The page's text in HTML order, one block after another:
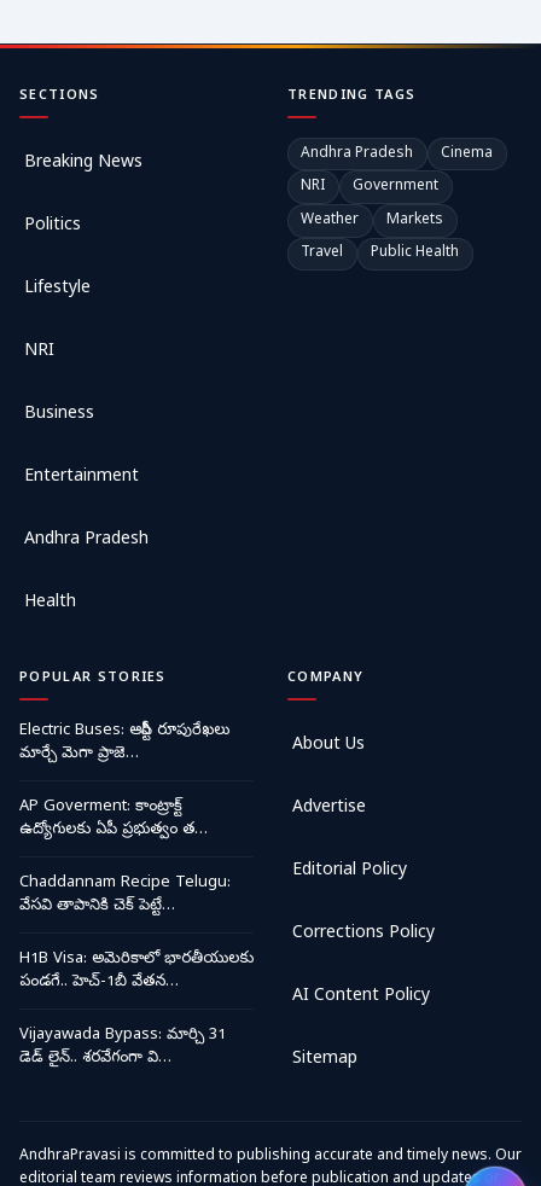
SECTIONS
Breaking News
Politics
Lifestyle
NRI
Business
Entertainment
Andhra Pradesh
Health
TRENDING TAGS
Andhra Pradesh
Cinema
NRI
Government
Weather
Markets
Travel
Public Health
POPULAR STORIES
Electric Buses: ఆర్టీసీ రూపురేఖలు
మార్చే మెగా ప్రాజె…
AP Goverment: కాంట్రాక్ట్
ఉద్యోగులకు ఏపీ ప్రభుత్వం త…
Chaddannam Recipe Telugu:
వేసవి తాపానికి చెక్ పెట్టే…
H1B Visa: అమెరికాలో భారతీయులకు
పండగే.. హెచ్-1బీ వేతన…
Vijayawada Bypass: మార్చి 31
డెడ్ లైన్.. శరవేగంగా వి…
COMPANY
About Us
Advertise
Editorial Policy
Corrections Policy
AI Content Policy
Sitemap
AndhraPravasi is committed to publishing accurate and timely news. Our
editorial team reviews information before publication and updates or